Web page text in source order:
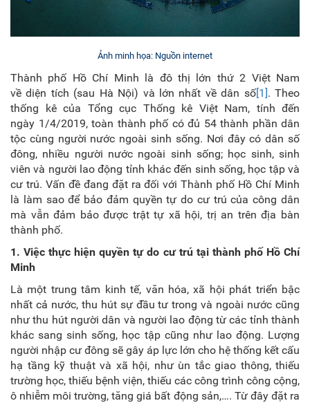
Ảnh minh họa: Nguồn internet
Thành phố Hồ Chí Minh là đô thị lớn thứ 2 Việt Nam
về diện tích (sau Hà Nội) và lớn nhất về dân số[1]. Theo
thống kê của Tổng cục Thống kê Việt Nam, tính đến
ngày 1/4/2019, toàn thành phố có đủ 54 thành phần dân
tộc cùng người nước ngoài sinh sống. Nơi đây có dân số
đông, nhiều người nước ngoài sinh sống; học sinh, sinh
viên và người lao động tỉnh khác đến sinh sống, học tập và
cư trú. Vấn đề đang đặt ra đối với Thành phố Hồ Chí Minh
là làm sao để bảo đảm quyền tự do cư trú của công dân
mà vẫn đảm bảo được trật tự xã hội, trị an trên địa bàn
thành phố.
1. Việc thực hiện quyền tự do cư trú tại thành phố Hồ Chí
Minh
Là một trung tâm kinh tế, văn hóa, xã hội phát triển bậc
nhất cả nước, thu hút sự đầu tư trong và ngoài nước cũng
như thu hút người dân và người lao động từ các tỉnh thành
khác sang sinh sống, học tập cũng như lao động. Lượng
người nhập cư đông sẽ gây áp lực lớn cho hệ thống kết cấu
hạ tầng kỹ thuật và xã hội, như ùn tắc giao thông, thiếu
trường học, thiếu bệnh viện, thiếu các công trình công cộng,
ô nhiễm môi trường, tăng giá bất động sản,…. Từ đây đặt ra